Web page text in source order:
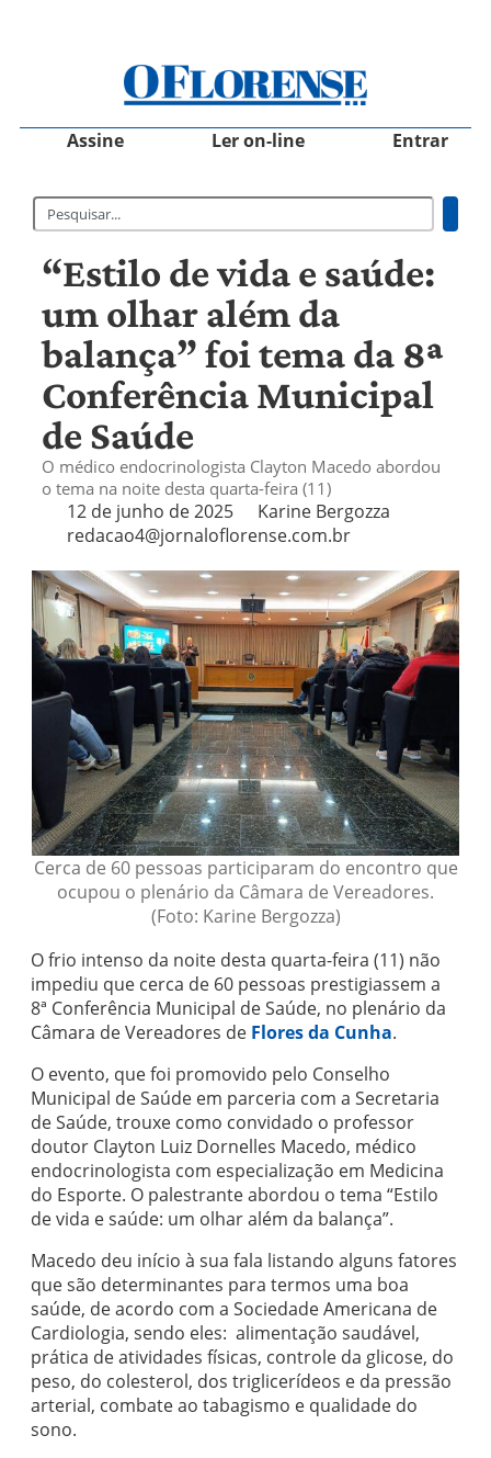
Assine Ler on-line Entrar
“Estilo de vida e saúde:
um olhar além da
balança” foi tema da 8ª
Conferência Municipal
de Saúde
O médico endocrinologista Clayton Macedo abordou
o tema na noite desta quarta-feira (11)
12 de junho de 2025
Karine Bergozza
redacao4@jornaloflorense.com.br
Cerca de 60 pessoas participaram do encontro que
ocupou o plenário da Câmara de Vereadores.
(Foto: Karine Bergozza)
O frio intenso da noite desta quarta-feira (11) não
impediu que cerca de 60 pessoas prestigiassem a
8ª Conferência Municipal de Saúde, no plenário da
Câmara de Vereadores de Flores da Cunha.
O evento, que foi promovido pelo Conselho
Municipal de Saúde em parceria com a Secretaria
de Saúde, trouxe como convidado o professor
doutor Clayton Luiz Dornelles Macedo, médico
endocrinologista com especialização em Medicina
do Esporte. O palestrante abordou o tema “Estilo
de vida e saúde: um olhar além da balança”.
Macedo deu início à sua fala listando alguns fatores
que são determinantes para termos uma boa
saúde, de acordo com a Sociedade Americana de
Cardiologia, sendo eles: alimentação saudável,
prática de atividades físicas, controle da glicose, do
peso, do colesterol, dos triglicerídeos e da pressão
arterial, combate ao tabagismo e qualidade do
sono.